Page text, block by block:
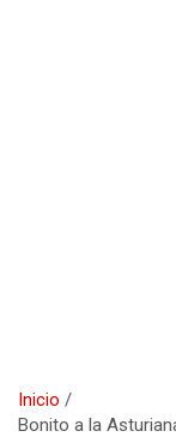
Inicio
Bonito a la